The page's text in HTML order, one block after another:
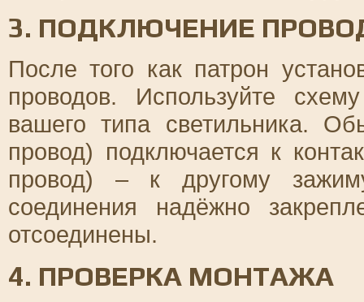
3. ПОДКЛЮЧЕНИЕ
После того как патрон
проводов. Используйте
вашего типа светильника.
провод) подключается к
провод) – к другому
соединения надёжно
отсоединены.
4. ПРОВЕРКА МОНТАЖА